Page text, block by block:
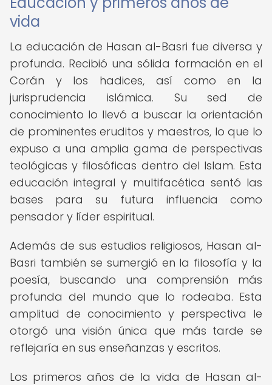
vida
La educación de Hasan al-Basri fue diversa y
profunda. Recibió una sólida formación en el
Corán y los hadices, así como en la
jurisprudencia islámica. Su sed de
conocimiento lo llevó a buscar la orientación
de prominentes eruditos y maestros, lo que lo
expuso a una amplia gama de perspectivas
teológicas y filosóficas dentro del Islam. Esta
educación integral y multifacética sentó las
bases para su futura influencia como
pensador y líder espiritual.
Además de sus estudios religiosos, Hasan al-
Basri también se sumergió en la filosofía y la
poesía, buscando una comprensión más
profunda del mundo que lo rodeaba. Esta
amplitud de conocimiento y perspectiva le
otorgó una visión única que más tarde se
reflejaría en sus enseñanzas y escritos.
Los primeros años de la vida de Hasan al-